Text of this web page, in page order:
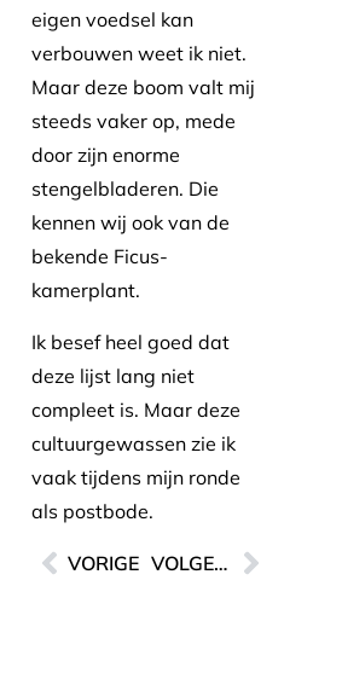
eigen voedsel kan
verbouwen weet ik niet.
Maar deze boom valt mij
steeds vaker op, mede
door zijn enorme
stengelbladeren. Die
kennen wij ook van de
bekende Ficus-
kamerplant.
Ik besef heel goed dat
deze lijst lang niet
compleet is. Maar deze
cultuurgewassen zie ik
vaak tijdens mijn ronde
als postbode.
VORIGE VOLGENDE